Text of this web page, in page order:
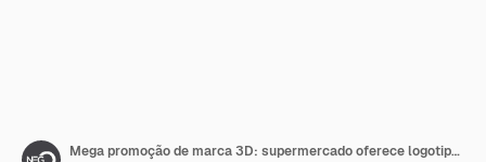
Mega promoção de marca 3D: supermercado oferece logotipo de varejo